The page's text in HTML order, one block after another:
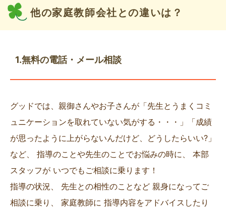
他の家庭教師会社との違いは？
1.無料の電話・メール相談
グッドでは、親御さんやお子さんが「先生とうまくコミ
ュニケーションを取れていない気がする・・・」「成績
が思ったように上がらないんだけど、どうしたらいい?」
など、 指導のことや先生のことでお悩みの時に、 本部
スタッフが いつでもご相談に乗ります！
指導の状況、 先生との相性のことなど 親身になってご
相談に乗り、 家庭教師に 指導内容をアドバイスしたり